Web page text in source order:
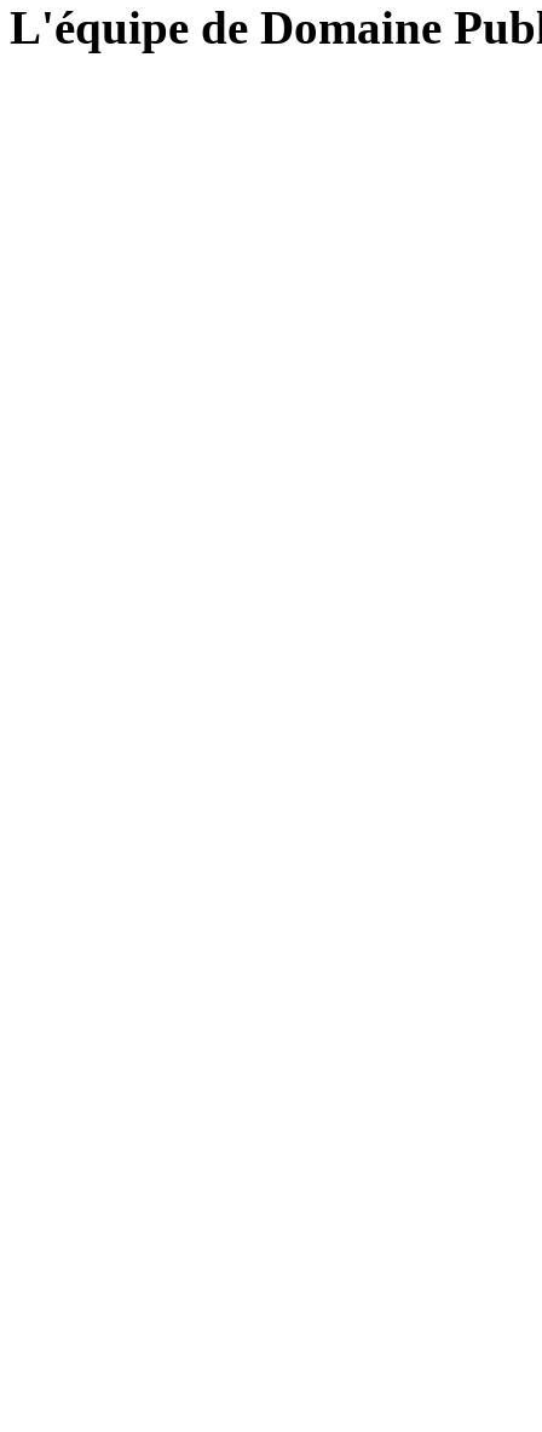
L'équipe de Domaine